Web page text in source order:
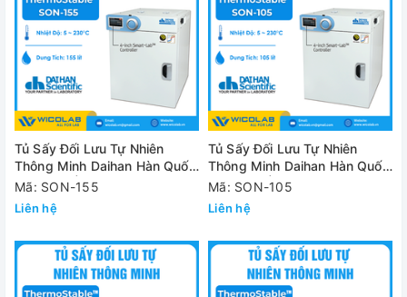
Tủ Sấy Đối Lưu Tự Nhiên
Thông Minh Daihan Hàn Quốc
SON-155 | 155 Lít
Mã: SON-155
Liên hệ
Tủ Sấy Đối Lưu Tự Nhiên
Thông Minh Daihan Hàn Quốc
SON-105 | 105 Lít
Mã: SON-105
Liên hệ